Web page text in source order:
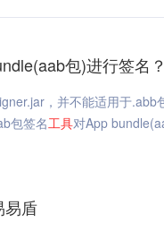
包)进行签名
，并不能适用于.abb
包签名工具对App
易盾